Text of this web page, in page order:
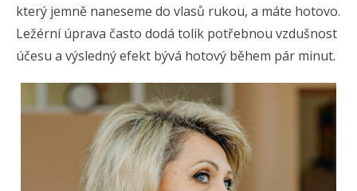
který jemně naneseme do vlasů rukou, a máte hotovo.
Ležérní úprava často dodá tolik potřebnou vzdušnost
účesu a výsledný efekt bývá hotový během pár minut.